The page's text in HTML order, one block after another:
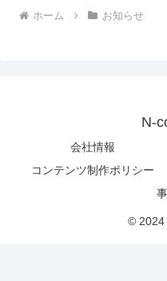
ホーム お知らせ
N-
会社情報
コンテンツ制作ポリシー
© 2024